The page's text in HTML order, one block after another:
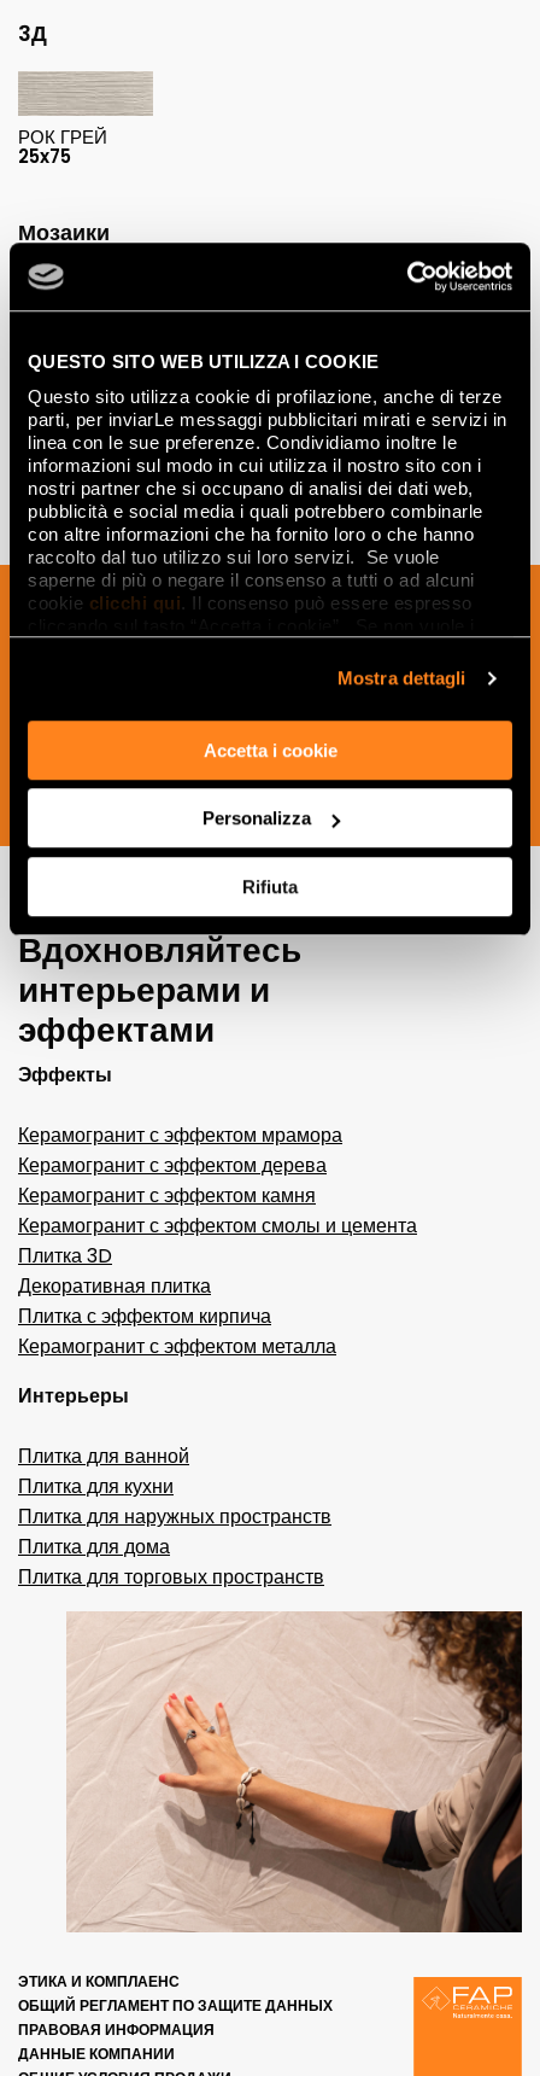
QUESTO SITO WEB UTILIZZA I COOKIE
Questo sito utilizza cookie di profilazione, anche di terze
parti, per inviarLe messaggi pubblicitari mirati e servizi in
linea con le sue preferenze. Condividiamo inoltre le
informazioni sul modo in cui utilizza il nostro sito con i
nostri partner che si occupano di analisi dei dati web,
pubblicità e social media i quali potrebbero combinarle
con altre informazioni che ha fornito loro o che hanno
raccolto dal tuo utilizzo sui loro servizi. Se vuole
saperne di più o negare il consenso a tutti o ad alcuni
cookie clicchi qui. Il consenso può essere espresso
Mostra dettagli
Accetta i cookie
Personalizza
Rifiuta
3Д
РОК ГРЕЙ
25x75
Мозаики
АНТИКАТО
Подпишитесь на нашу рассылку, чтобы
получать новости, обновления и
креативные идеи из мира керамики и
ПОДПИСАТЬСЯ СЕЙЧАС
Вдохновляйтесь
интерьерами и
эффектами
Эффекты
Керамогранит с эффектом мрамора
Керамогранит с эффектом дерева
Керамогранит с эффектом камня
Керамогранит с эффектом смолы и цемента
Плитка 3D
Декоративная плитка
Плитка с эффектом кирпича
Керамогранит с эффектом металла
Интерьеры
Плитка для ванной
Плитка для кухни
Плитка для наружных пространств
Плитка для дома
Плитка для торговых пространств
ЭТИКА И КОМПЛАЕНС
ОБЩИЙ РЕГЛАМЕНТ ПО ЗАЩИТЕ ДАННЫХ
ПРАВОВАЯ ИНФОРМАЦИЯ
ДАННЫЕ КОМПАНИИ